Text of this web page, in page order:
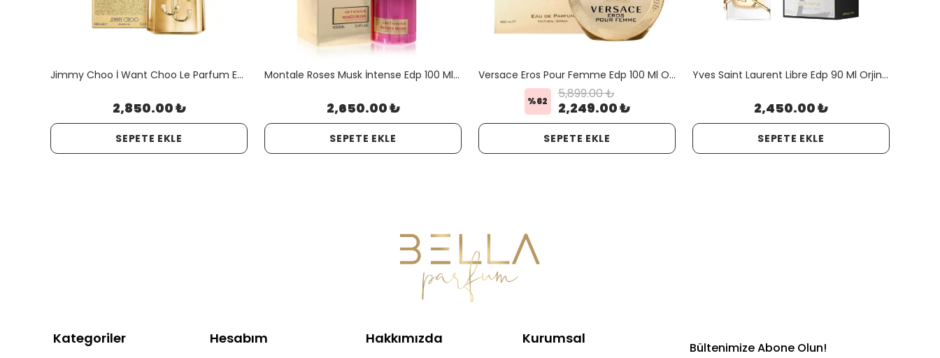
Jimmy Choo İ Want Choo Le Parfum Edp 100 Ml Orjinal Kutulu
2,850.00 ₺
SEPETE EKLE
Montale Roses Musk İntense Edp 100 Ml Orjinal Kutulu
2,650.00 ₺
SEPETE EKLE
Versace Eros Pour Femme Edp 100 Ml Orjinal Kutulu
%62 5,899.00 ₺
2,249.00 ₺
SEPETE EKLE
Yves Saint Laurent Libre Edp 90 Ml Orjinal Kutulu
2,450.00 ₺
SEPETE EKLE
Kategoriler Hesabım Hakkımızda Kurumsal
Bültenimize Abone Olun!